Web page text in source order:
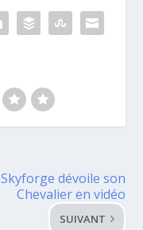
Skyforge dévoile son
Chevalier en vidéo
SUIVANT